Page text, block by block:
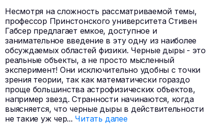
Несмотря на сложность рассматриваемой темы,
профессор Принстонского университета Стивен
Габсер предлагает емкое, доступное и
занимательное введение в эту одну из наиболее
обсуждаемых областей физики. Черные дыры - это
реальные объекты, а не просто мысленный
эксперимент! Они исключительно удобны с точки
зрения теории, так как математически гораздо
проще большинства астрофизических объектов,
например звезд. Странности начинаются, когда
выясняется, что черные дыры в действительности
не такие уж чер... Читать далее